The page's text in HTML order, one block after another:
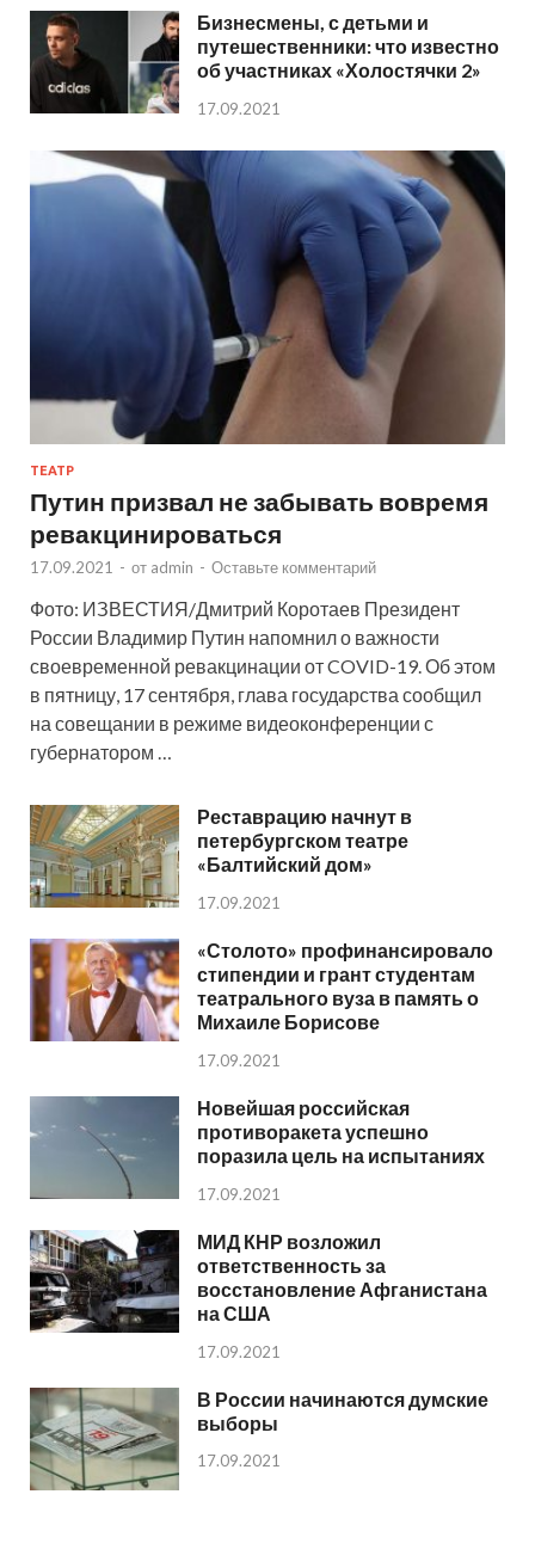
Бизнесмены, с детьми и
путешественники: что известно
об участниках «Холостячки 2»
17.09.2021
ТЕАТР
Путин призвал не забывать вовремя
ревакцинироваться
17.09.2021 - от admin - Оставьте комментарий
Фото: ИЗВЕСТИЯ/Дмитрий Коротаев Президент
России Владимир Путин напомнил о важности
своевременной ревакцинации от COVID-19. Об этом
в пятницу, 17 сентября, глава государства сообщил
на совещании в режиме видеоконференции с
губернатором …
Реставрацию начнут в
петербургском театре
«Балтийский дом»
17.09.2021
«Столото» профинансировало
стипендии и грант студентам
театрального вуза в память о
Михаиле Борисове
17.09.2021
Новейшая российская
противоракета успешно
поразила цель на испытаниях
17.09.2021
МИД КНР возложил
ответственность за
восстановление Афганистана
на США
17.09.2021
В России начинаются думские
выборы
17.09.2021